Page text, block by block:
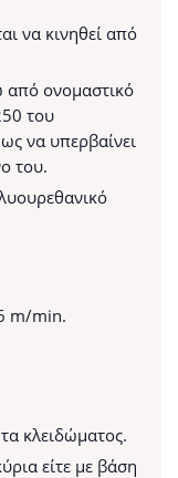
να κινηθεί από
ονομαστικό
του
να υπερβαίνει
του.
m/min.
κλειδώματος.
είτε με βάση